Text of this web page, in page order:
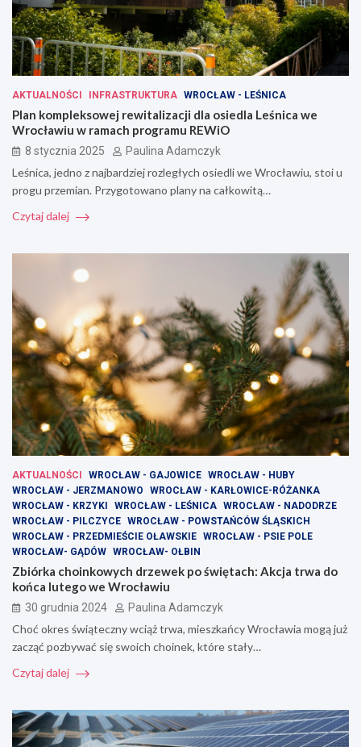
AKTUALNOŚCI INFRASTRUKTURA WROCŁAW - LEŚNICA
Plan kompleksowej rewitalizacji dla osiedla Leśnica we
Wrocławiu w ramach programu REWiO
8 stycznia 2025 Paulina Adamczyk
Leśnica, jedno z najbardziej rozległych osiedli we Wrocławiu, stoi u
progu przemian. Przygotowano plany na całkowitą…
Czytaj dalej
AKTUALNOŚCI WROCŁAW - GAJOWICE WROCŁAW - HUBY
WROCŁAW - JERZMANOWO
WROCŁAW - KARŁOWICE-RÓŻANKA
WROCŁAW - KRZYKI
WROCŁAW - LEŚNICA WROCŁAW - NADODRZE
WROCŁAW - PILCZYCE WROCŁAW - POWSTAŃCÓW ŚLĄSKICH
WROCŁAW - PRZEDMIEŚCIE OŁAWSKIE WROCŁAW - PSIE POLE
WROCŁAW- GĄDÓW WROCŁAW- OŁBIN
Zbiórka choinkowych drzewek po świętach: Akcja trwa do
końca lutego we Wrocławiu
30 grudnia 2024 Paulina Adamczyk
Choć okres świąteczny wciąż trwa, mieszkańcy Wrocławia mogą już
zacząć pozbywać się swoich choinek, które stały…
Czytaj dalej